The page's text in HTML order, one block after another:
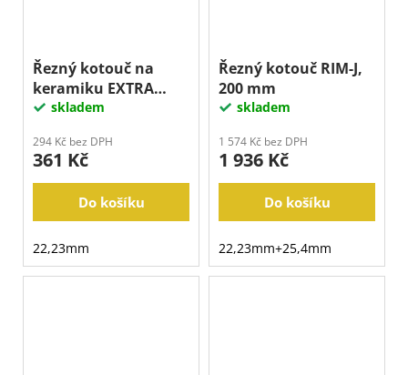
Řezný kotouč na
keramiku EXTRA
THIN, 125 mm
skladem
294 Kč bez DPH
361 Kč
Do košíku
22,23mm
Řezný kotouč RIM-J,
200 mm
skladem
1 574 Kč bez DPH
1 936 Kč
Do košíku
22,23mm+25,4mm